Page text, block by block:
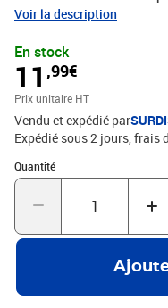
notes + action.
Voir la description
En stock
11 ,99€
Prix unitaire HT
Vendu et expédié par
Expédié sous 2 jours, frais
Quantité
Quantité : 1